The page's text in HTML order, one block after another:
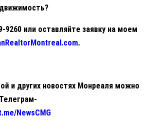
9260 или оставляйте заявку на моем
.
и других новостях Монреаля можно
NewsCMG